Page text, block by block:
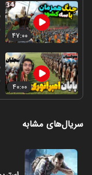
۴۷:۰۰
۴۰:۰۰
سریال‌های مشابه